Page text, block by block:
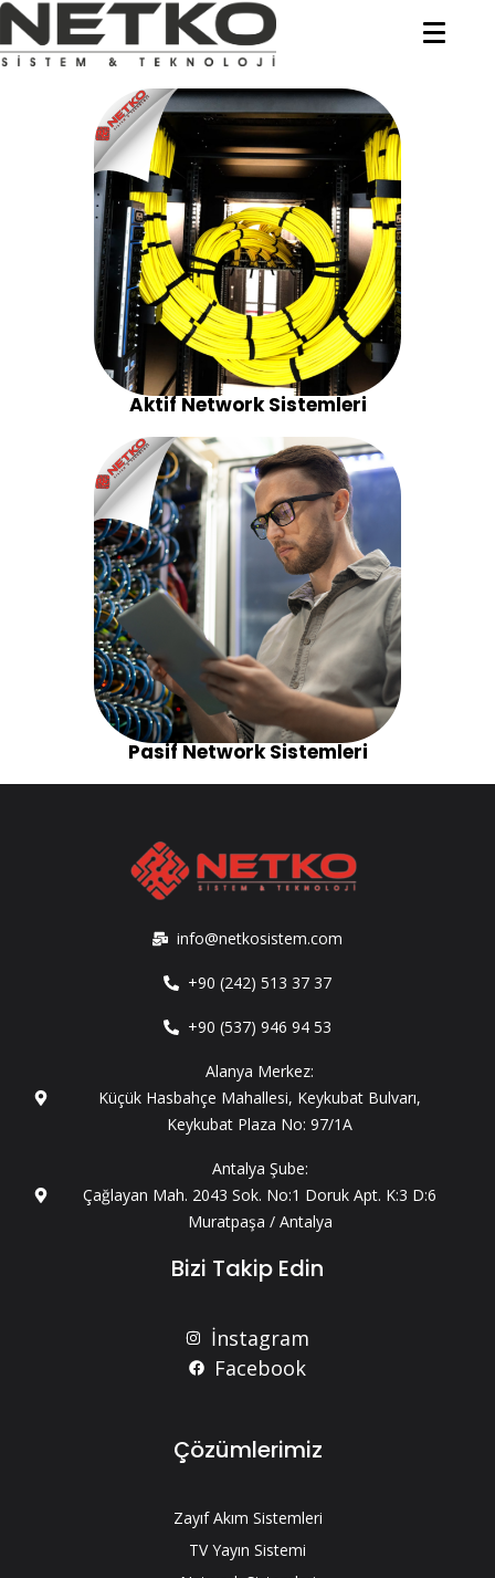
Aktif Network Sistemleri
Pasif Network Sistemleri
info@netkosistem.com
+90 (242) 513 37 37
+90 (537) 946 94 53
Alanya Merkez:
Küçük Hasbahçe Mahallesi, Keykubat Bulvarı,
Keykubat Plaza No: 97/1A
Antalya Şube:
Çağlayan Mah. 2043 Sok. No:1 Doruk Apt. K:3 D:6
Muratpaşa / Antalya
Bizi Takip Edin
İnstagram
Facebook
Çözümlerimiz
Zayıf Akım Sistemleri
TV Yayın Sistemi